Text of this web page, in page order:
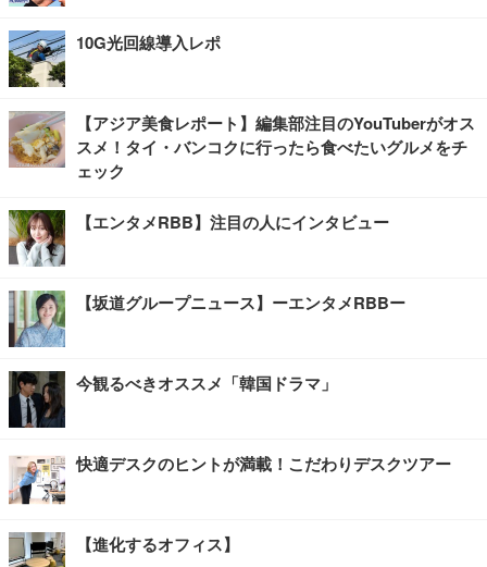
10G光回線導入レポ
【アジア美食レポート】編集部注目のYouTuberがオス
スメ！タイ・バンコクに行ったら食べたいグルメをチ
ェック
【エンタメRBB】注目の人にインタビュー
【坂道グループニュース】ーエンタメRBBー
今観るべきオススメ「韓国ドラマ」
快適デスクのヒントが満載！こだわりデスクツアー
【進化するオフィス】